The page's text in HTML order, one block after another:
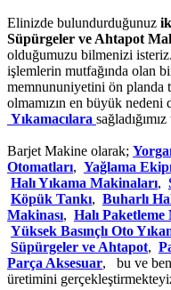
Elinizde bulundurduğunuz
Süpürgeler ve Ahtapot
olduğumuzu bilmenizi
işlemlerin mutfağında olan
memnununiyetini ön planda
olmamızın en büyük nedeni
Yıkamacılara
Barjet Makine olarak;
Otomatları, Yağlama
Halı Yıkama Makinaları,
Köpük Tankı, Buharlı
Makinası, Halı Paketleme
Yüksek Basınçlı Oto
Süpürgeler ve Ahtapot,
Parça Aksesuar, bu ve
üretimini